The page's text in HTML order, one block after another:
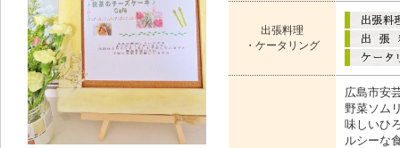
出張料理
・ケータリング
広島市安
野菜ソム
味しいひ
ルシーな